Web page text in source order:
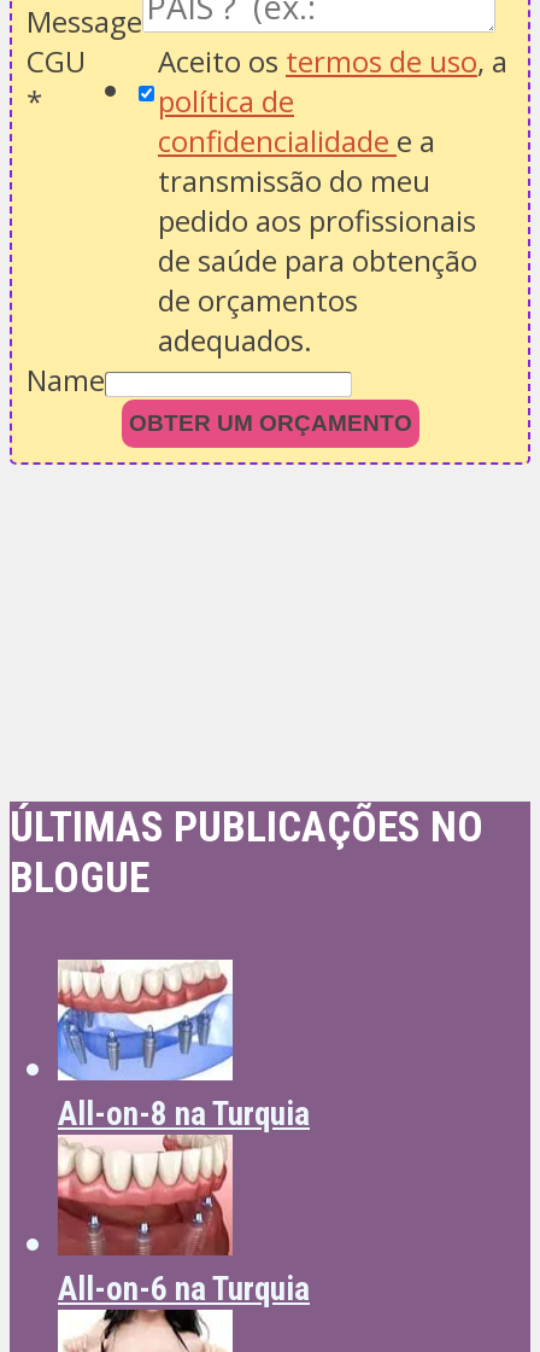
Message
CGU
*
Aceito os termos de uso, a
política de
confidencialidade e a
transmissão do meu
pedido aos profissionais
de saúde para obtenção
de orçamentos
adequados.
Name
OBTER UM ORÇAMENTO
ÚLTIMAS PUBLICAÇÕES NO
BLOGUE
All-on-8 na Turquia
All-on-6 na Turquia